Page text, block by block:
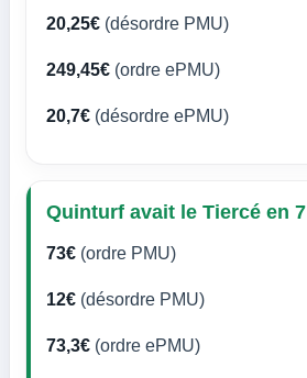
20,25€ (désordre PMU)
249,45€ (ordre ePMU)
20,7€ (désordre ePMU)
Quinturf avait le Tiercé en 7
73€ (ordre PMU)
12€ (désordre PMU)
73,3€ (ordre ePMU)